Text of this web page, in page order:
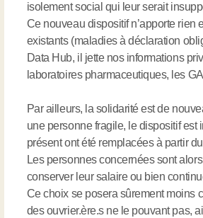
isolement social qui leur serait
Ce nouveau dispositif n’apporte rien
existants (maladies à déclaration
Data Hub, il jette nos informations
laboratoires pharmaceutiques, les
Par ailleurs, la solidarité est de
une personne fragile, le dispositif est
présent ont été remplacées à partir
Les personnes concernées sont
conserver leur salaire ou bien
Ce choix se posera sûrement moins
des ouvrier.ère.s ne le pouvant pas,